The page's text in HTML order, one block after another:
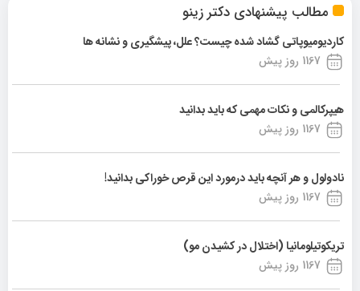
مطالب پیشنهادی دکتر زینو
کاردیومیوپاتی گشاد شده چیست؟ علل، پیشگیری و نشانه ها
1167 روز پیش
هیپرکالمی و نکات مهمی که باید بدانید
1167 روز پیش
نادولول و هر آنچه باید درمورد این قرص خوراکی بدانید!
1167 روز پیش
تریکوتیلومانیا (اختلال در کشیدن مو)
1167 روز پیش